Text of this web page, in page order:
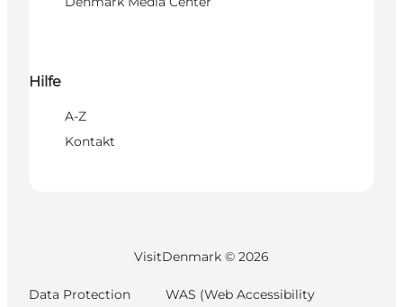
Hilfe
A-Z
Kontakt
VisitDenmark © 2026
Data Protection
WAS (Web Accessibility